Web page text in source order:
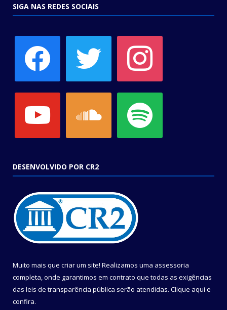
SIGA NAS REDES SOCIAIS
DESENVOLVIDO POR CR2
Muito mais que criar um site! Realizamos uma assessoria
completa, onde garantimos em contrato que todas as exigências
das leis de transparência pública serão atendidas. Clique aqui e
confira.